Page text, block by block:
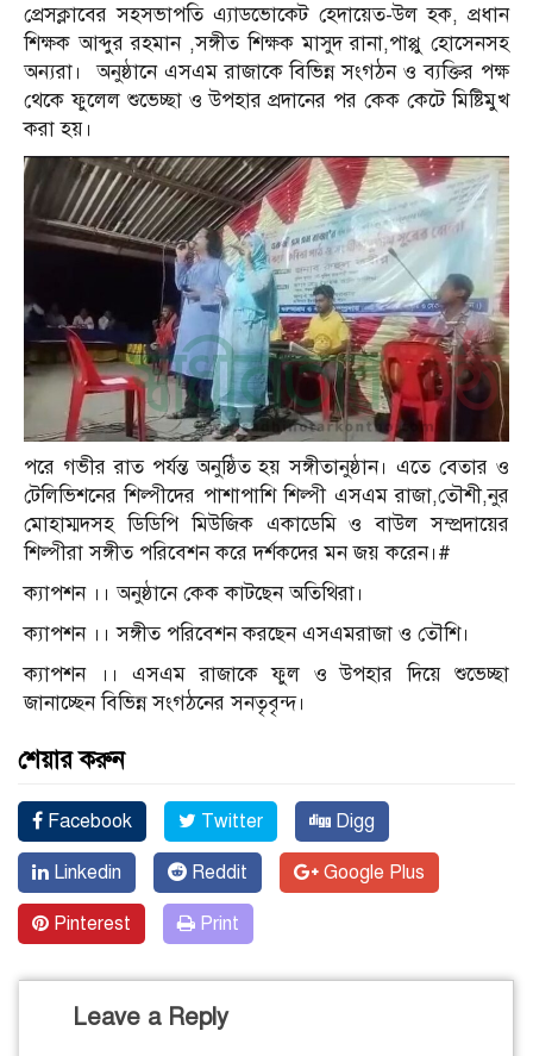
প্রেসক্লাবের সহসভাপতি এ্যাডভোকেট হেদায়েত-উল হক, প্রধান
শিক্ষক আব্দুর রহমান ,সঙ্গীত শিক্ষক মাসুদ রানা,পাপ্পু হোসেনসহ
অন্যরা। অনুষ্ঠানে এসএম রাজাকে বিভিন্ন সংগঠন ও ব্যক্তির পক্ষ
থেকে ফুলেল শুভেচ্ছা ও উপহার প্রদানের পর কেক কেটে মিষ্টিমুখ
করা হয়।
পরে গভীর রাত পর্যন্ত অনুষ্ঠিত হয় সঙ্গীতানুষ্ঠান। এতে বেতার ও
টেলিভিশনের শিল্পীদের পাশাপাশি শিল্পী এসএম রাজা,তৌশী,নুর
মোহাম্মদসহ ডিডিপি মিউজিক একাডেমি ও বাউল সম্প্রদায়ের
শিল্পীরা সঙ্গীত পরিবেশন করে দর্শকদের মন জয় করেন।#
ক্যাপশন ।। অনুষ্ঠানে কেক কাটছেন অতিথিরা।
ক্যাপশন ।। সঙ্গীত পরিবেশন করছেন এসএমরাজা ও তৌশি।
ক্যাপশন ।। এসএম রাজাকে ফুল ও উপহার দিয়ে শুভেচ্ছা
জানাচ্ছেন বিভিন্ন সংগঠনের সনতৃবৃন্দ।
শেয়ার করুন
Facebook Twitter Digg
Linkedin Reddit Google Plus
Pinterest Print
Leave a Reply